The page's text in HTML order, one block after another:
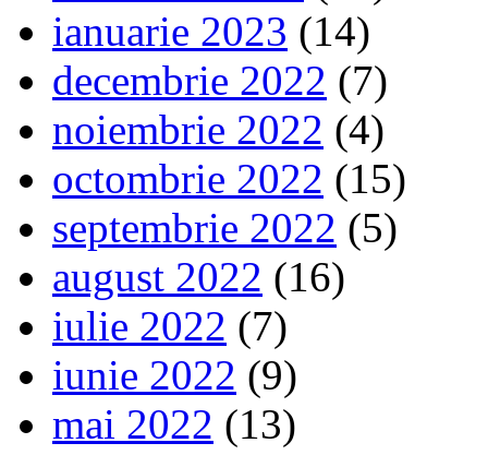
ianuarie 2023 (14)
decembrie 2022 (7)
noiembrie 2022 (4)
octombrie 2022 (15)
septembrie 2022 (5)
august 2022 (16)
iulie 2022 (7)
iunie 2022 (9)
mai 2022 (13)